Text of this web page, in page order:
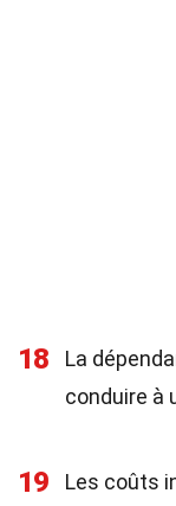
18
La
conduire à
19
Les coûts